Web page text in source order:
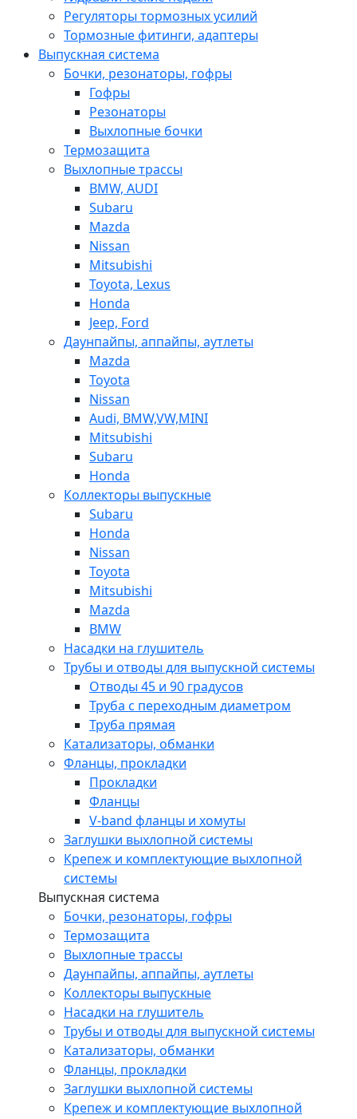
Регуляторы тормозных усилий
Тормозные фитинги, адаптеры
Выпускная система
Бочки, резонаторы, гофры
Гофры
Резонаторы
Выхлопные бочки
Термозащита
Выхлопные трассы
BMW, AUDI
Subaru
Mazda
Nissan
Mitsubishi
Toyota, Lexus
Honda
Jeep, Ford
Даунпайпы, аппайпы, аутлеты
Mazda
Toyota
Nissan
Audi, BMW,VW,MINI
Mitsubishi
Subaru
Honda
Коллекторы выпускные
Subaru
Honda
Nissan
Toyota
Mitsubishi
Mazda
BMW
Насадки на глушитель
Трубы и отводы для выпускной системы
Отводы 45 и 90 градусов
Труба с переходным диаметром
Труба прямая
Катализаторы, обманки
Фланцы, прокладки
Прокладки
Фланцы
V-band фланцы и хомуты
Заглушки выхлопной системы
Крепеж и комплектующие выхлопной
системы
Выпускная система
Бочки, резонаторы, гофры
Термозащита
Выхлопные трассы
Даунпайпы, аппайпы, аутлеты
Коллекторы выпускные
Насадки на глушитель
Трубы и отводы для выпускной системы
Катализаторы, обманки
Фланцы, прокладки
Заглушки выхлопной системы
Крепеж и комплектующие выхлопной